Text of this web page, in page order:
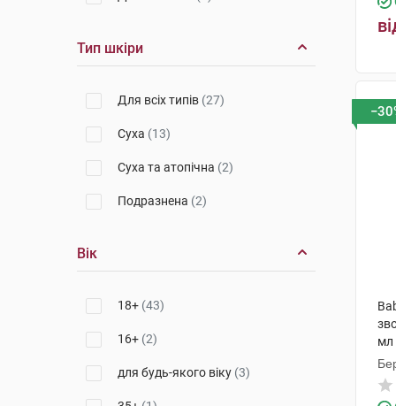
Лабораторія Нюкс
Тип шкіри
Для всіх типів (27)
Суха (13)
Суха та атопічна (2)
Подразнена (2)
Вік
18+ (43)
16+ (2)
для будь-якого віку (3)
мл